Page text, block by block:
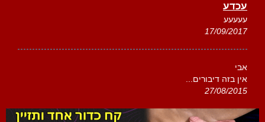
עכדע
עעעעע
17/09/2017
אבי
אין בזה דיבורים...
27/08/2015